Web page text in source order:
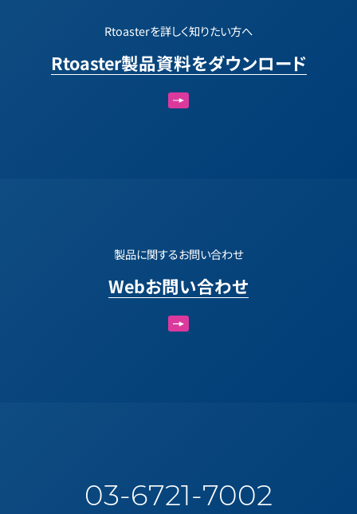
Rtoasterを詳しく知りたい方へ
Rtoaster製品資料をダウンロード
製品に関するお問い合わせ
Webお問い合わせ
03-6721-7002